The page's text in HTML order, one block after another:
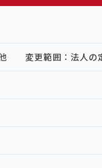
他 変更範囲：法人の